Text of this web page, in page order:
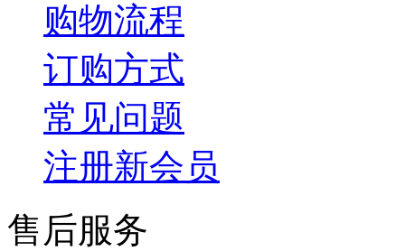
购物流程
订购方式
常见问题
注册新会员
售后服务